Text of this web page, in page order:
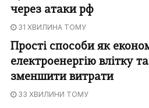
через атаки рф
31 ХВИЛИНА ТОМУ
Прості способи як
електроенергію влітку та
зменшити витрати
33 ХВИЛИНИ ТОМУ